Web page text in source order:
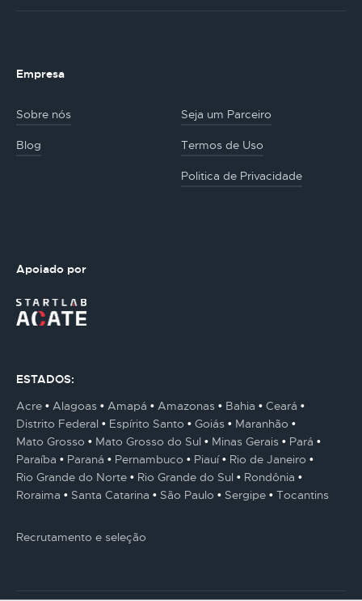
Empresa
Sobre nós Seja um Parceiro
Blog Termos de Uso
Politica de Privacidade
Apoiado por
ESTADOS:
Acre
Alagoas Amapá Amazonas Bahia
Ceará
Distrito Federal
Espírito Santo Goiás
Maranhão
Mato Grosso
Mato Grosso do Sul Minas Gerais
Pará
Paraíba
Paraná Pernambuco Piauí
Rio de Janeiro
Rio Grande do Norte
Rio Grande do Sul
Rondônia
Roraima
Santa Catarina São Paulo Sergipe Tocantins
Recrutamento e seleção